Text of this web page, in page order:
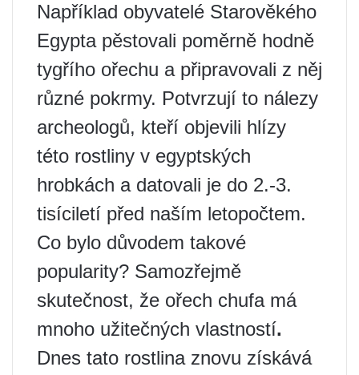
Například obyvatelé Starověkého
Egypta pěstovali poměrně hodně
tygřího ořechu a připravovali z něj
různé pokrmy. Potvrzují to nálezy
archeologů, kteří objevili hlízy
této rostliny v egyptských
hrobkách a datovali je do 2.-3.
tisíciletí před naším letopočtem.
Co bylo důvodem takové
popularity? Samozřejmě
skutečnost, že ořech chufa má
mnoho užitečných vlastností.
Dnes tato rostlina znovu získává